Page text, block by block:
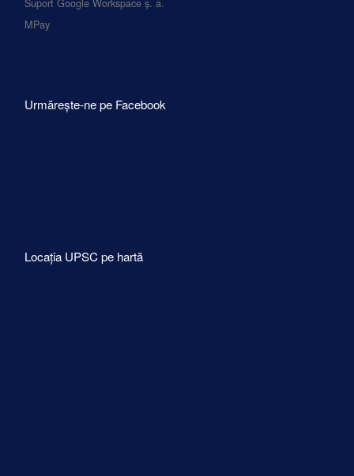
MPay
Urmărește-ne pe Facebook
Locația UPSC pe hartă